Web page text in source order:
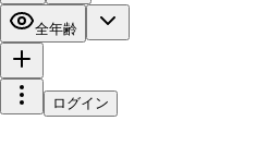
全年齢
ログイン